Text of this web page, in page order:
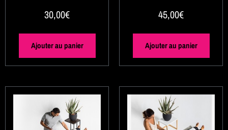
30,00€
Ajouter au panier
45,00€
Ajouter au panier